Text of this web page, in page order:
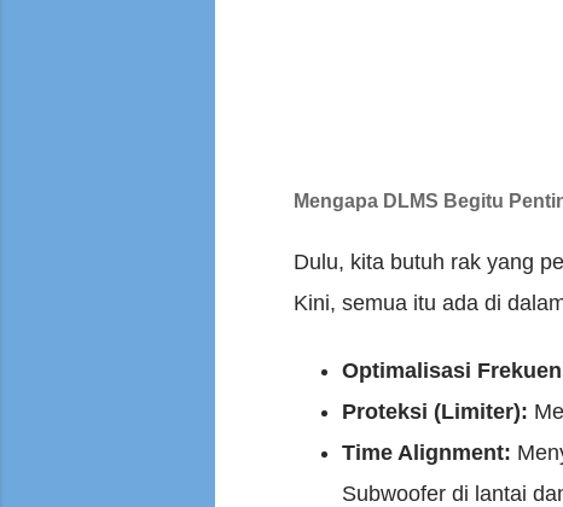
Mengapa DLMS Begitu
Dulu, kita butuh rak yang
Kini, semua itu ada di
Optimalisasi
Proteksi (Limiter):
Time Alignment:
Subwoofer di lantai